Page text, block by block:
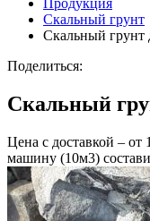
Продукция
Скальный грунт
Скальный грунт
Поделиться:
Скальный
Цена с доставкой – от
машину (10м3)